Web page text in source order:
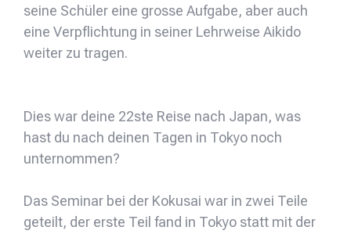
seine Schüler eine grosse Aufgabe, aber auch
eine Verpflichtung in seiner Lehrweise Aikido
weiter zu tragen.
Dies war deine 22ste Reise nach Japan, was
hast du nach deinen Tagen in Tokyo noch
unternommen?
Das Seminar bei der Kokusai war in zwei Teile
geteilt, der erste Teil fand in Tokyo statt mit der